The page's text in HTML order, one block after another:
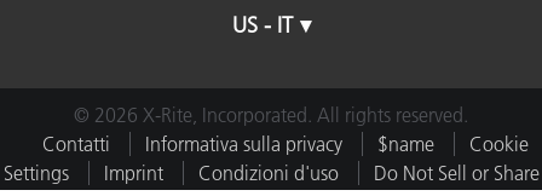
US - IT
© 2026 X-Rite, Incorporated. All rights reserved.
Contatti
Informativa sulla privacy $name
Cookie
Settings
Imprint Condizioni d'uso
Do Not Sell or Share